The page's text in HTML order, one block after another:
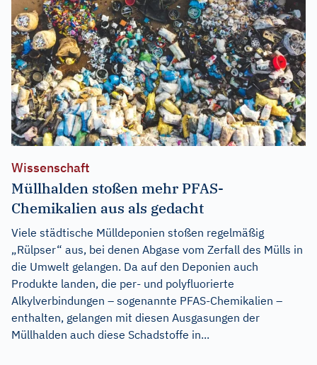
Wissenschaft
Müllhalden stoßen mehr PFAS-
Chemikalien aus als gedacht
Viele städtische Mülldeponien stoßen regelmäßig
„Rülpser“ aus, bei denen Abgase vom Zerfall des Mülls in
die Umwelt gelangen. Da auf den Deponien auch
Produkte landen, die per- und polyfluorierte
Alkylverbindungen – sogenannte PFAS-Chemikalien –
enthalten, gelangen mit diesen Ausgasungen der
Müllhalden auch diese Schadstoffe in...